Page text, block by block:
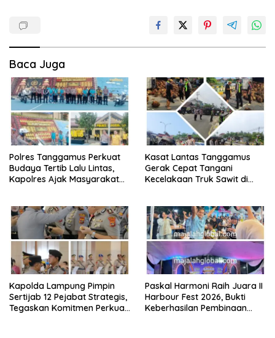
Baca Juga
Polres Tanggamus Perkuat
Budaya Tertib Lalu Lintas,
Kapolres Ajak Masyarakat
Siger Lampung Presisi
Kasat Lantas Tanggamus
Gerak Cepat Tangani
Kecelakaan Truk Sawit di
Kapolda Lampung Pimpin
Sertijab 12 Pejabat Strategis,
Tegaskan Komitmen Perkuat
Paskal Harmoni Raih Juara II
Harbour Fest 2026, Bukti
Keberhasilan Pembinaan